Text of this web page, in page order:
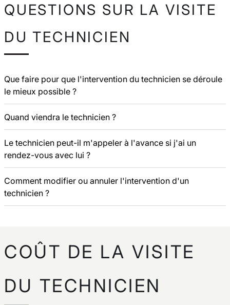
QUESTIONS SUR LA VISITE
DU TECHNICIEN
Que faire pour que l'intervention du technicien se déroule
le mieux possible ?
Quand viendra le technicien ?
Le technicien peut-il m'appeler à l'avance si j'ai un
rendez-vous avec lui ?
Comment modifier ou annuler l'intervention d'un
technicien ?
Combien coûte la visite d'un technicien ?
COÛT DE LA VISITE
DU TECHNICIEN